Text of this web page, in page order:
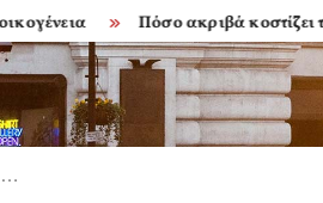
Πόσο ακριβά κοστίζει το νέο